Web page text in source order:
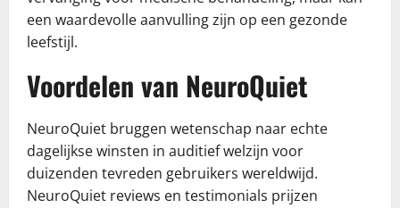
een waardevolle aanvulling zijn op een gezonde
leefstijl.
Voordelen van NeuroQuiet
NeuroQuiet bruggen wetenschap naar echte
dagelijkse winsten in auditief welzijn voor
duizenden tevreden gebruikers wereldwijd.
NeuroQuiet reviews en testimonials prijzen